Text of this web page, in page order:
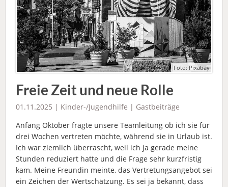
Foto: Pixabay
Freie Zeit und neue Rolle
01.11.2025 | Kinder-/Jugendhilfe | Gastbeiträge
Anfang Oktober fragte unsere Teamleitung ob ich sie für
drei Wochen vertreten möchte, während sie in Urlaub ist.
Ich war ziemlich überrascht, weil ich ja gerade meine
Stunden reduziert hatte und die Frage sehr kurzfristig
kam. Meine Freundin meinte, das Vertretungsangebot sei
ein Zeichen der Wertschätzung. Es sei ja bekannt, dass